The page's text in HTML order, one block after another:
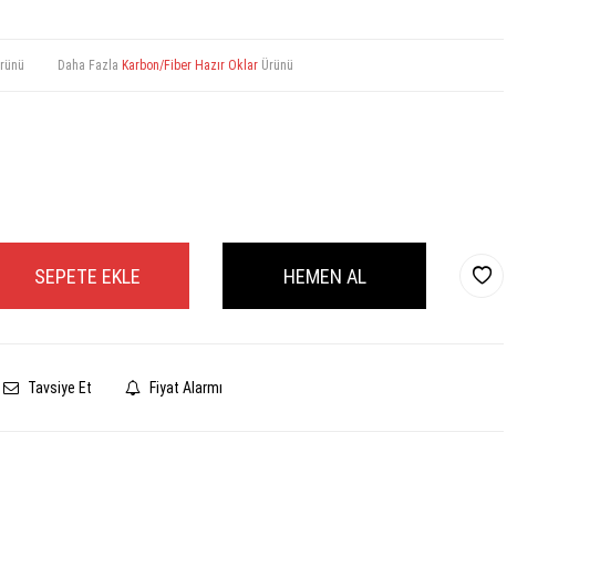
Daha Fazla Karbon/Fiber Hazır Oklar Ürünü
SEPETE EKLE HEMEN AL
Tavsiye Et Fiyat Alarmı